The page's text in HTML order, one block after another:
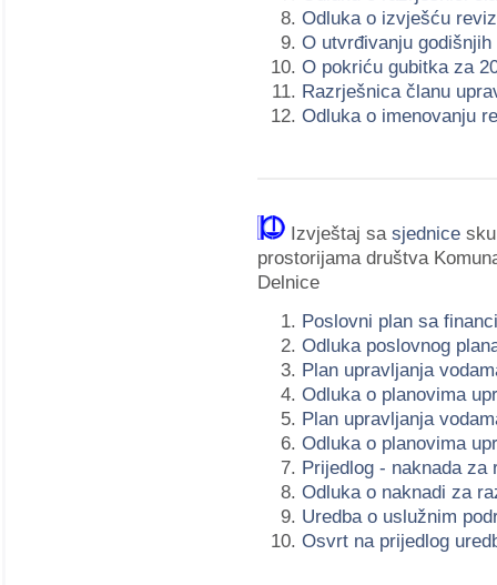
Odluka o izvješću
O utvrđivanju
O pokriću gubitka za
Razrješnica članu
Odluka o imenovanju
Izvještaj sa sjednice
prostorijama društva
Delnice
Poslovni plan sa
Odluka poslovnog
Plan upravljanja
Odluka o planovima
Plan upravljanja
Odluka o planovima
Prijedlog - naknada za
Odluka o naknadi za
Uredba o uslužnim
Osvrt na prijedlog